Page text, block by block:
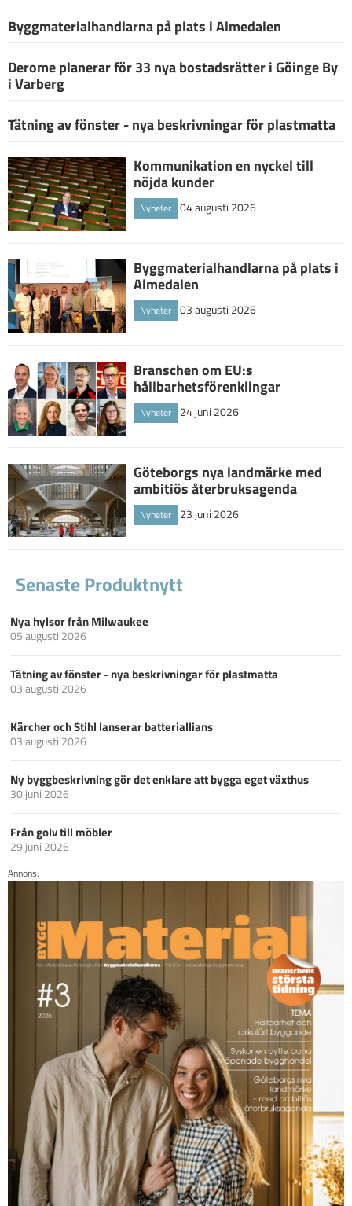
Byggmaterialhandlarna på plats i Almedalen
Derome planerar för 33 nya bostadsrätter i Göinge By
i Varberg
Tätning av fönster - nya beskrivningar för plastmatta
Kommunikation en nyckel till
nöjda kunder
Nyheter 04 augusti 2026
Byggmaterialhandlarna på plats i
Almedalen
Nyheter 03 augusti 2026
Branschen om EU:s
hållbarhetsförenklingar
Nyheter 24 juni 2026
Göteborgs nya landmärke med
ambitiös återbruksagenda
Nyheter 23 juni 2026
Senaste Produktnytt
Nya hylsor från Milwaukee
05 augusti 2026
Tätning av fönster - nya beskrivningar för plastmatta
03 augusti 2026
Kärcher och Stihl lanserar batteriallians
03 augusti 2026
Ny byggbeskrivning gör det enklare att bygga eget växthus
30 juni 2026
Från golv till möbler
29 juni 2026
Annons: